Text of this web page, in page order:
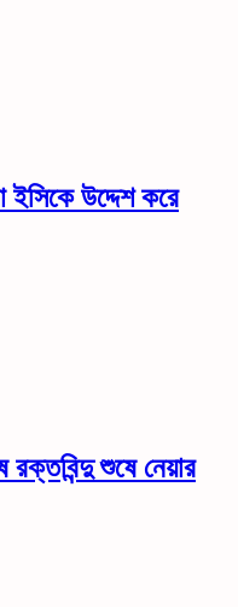
উদ্দেশ করে
রক্তবিন্দু শুষে নেয়ার